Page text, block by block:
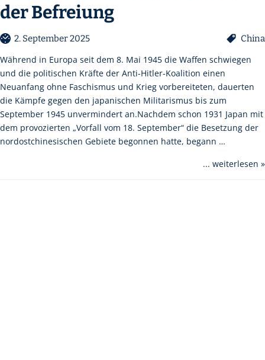
der Befreiung
2. September 2025 China
Während in Europa seit dem 8. Mai 1945 die Waffen schwiegen
und die politischen Kräfte der Anti-Hitler-Koalition einen
Neuanfang ohne Faschismus und Krieg vorbereiteten, dauerten
die Kämpfe gegen den japanischen Militarismus bis zum
September 1945 unvermindert an.Nachdem schon 1931 Japan mit
dem provozierten „Vorfall vom 18. September“ die Besetzung der
nordostchinesischen Gebiete begonnen hatte, begann …
... weiterlesen »